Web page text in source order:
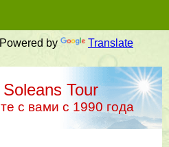
Powered by Translate
Soleans Tour
с вами с 1990 года